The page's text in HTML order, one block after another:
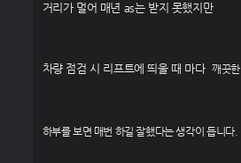
거리가 멀어 매년 as는 받지 못했지만
차량 점검 시 리프트에 띄울 때 마다 깨끗한
하부를 보면 매번 하길 잘했다는 생각이 듭니다.